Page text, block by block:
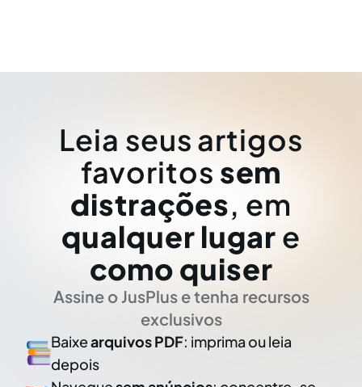
Leia seus artigos
favoritos sem
distrações, em
qualquer lugar e
como quiser
Assine o JusPlus e tenha recursos
exclusivos
Baixearquivos PDF: imprima ou leia
depois